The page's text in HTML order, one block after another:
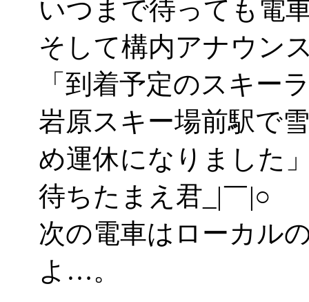
いつまで待っても電
そして構内アナウン
「到着予定のスキー
岩原スキー場前駅で
め運休になりました
待ちたまえ君_|￣|○
次の電車はローカル
よ…。